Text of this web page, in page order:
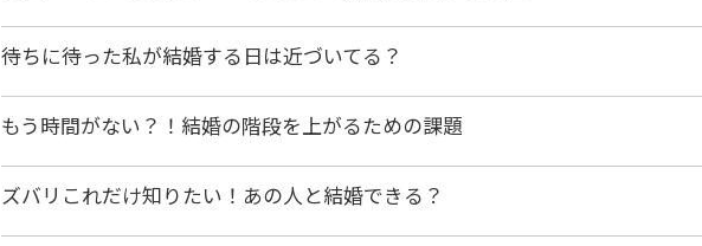
待ちに待った私が結婚する日は近づいてる？
もう時間がない？！結婚の階段を上がるための課題
ズバリこれだけ知りたい！あの人と結婚できる？